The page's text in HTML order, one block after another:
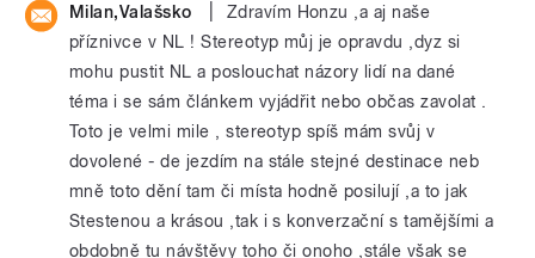
Milan,Valašsko
Zdravím Honzu ,a aj naše
příznivce v NL ! Stereotyp můj je opravdu ,dyz si
mohu pustit NL a poslouchat názory lidí na dané
téma i se sám článkem vyjádřit nebo občas zavolat .
Toto je velmi mile , stereotyp spíš mám svůj v
dovolené - de jezdím na stále stejné destinace neb
mně toto dění tam či místa hodně posilují ,a to jak
Stestenou a krásou ,tak i s konverzační s tamějšími a
obdobně tu návštěvy toho či onoho ,stále však se